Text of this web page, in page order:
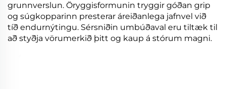
grunnverslun. Öryggisformunin tryggir góðan grip
og súgkopparinn presterar áreiðanlega jafnvel við
tíð endurnýtingu. Sérsniðin umbúðaval eru tiltæk til
að styðja vörumerkið þitt og kaup á stórum magni.